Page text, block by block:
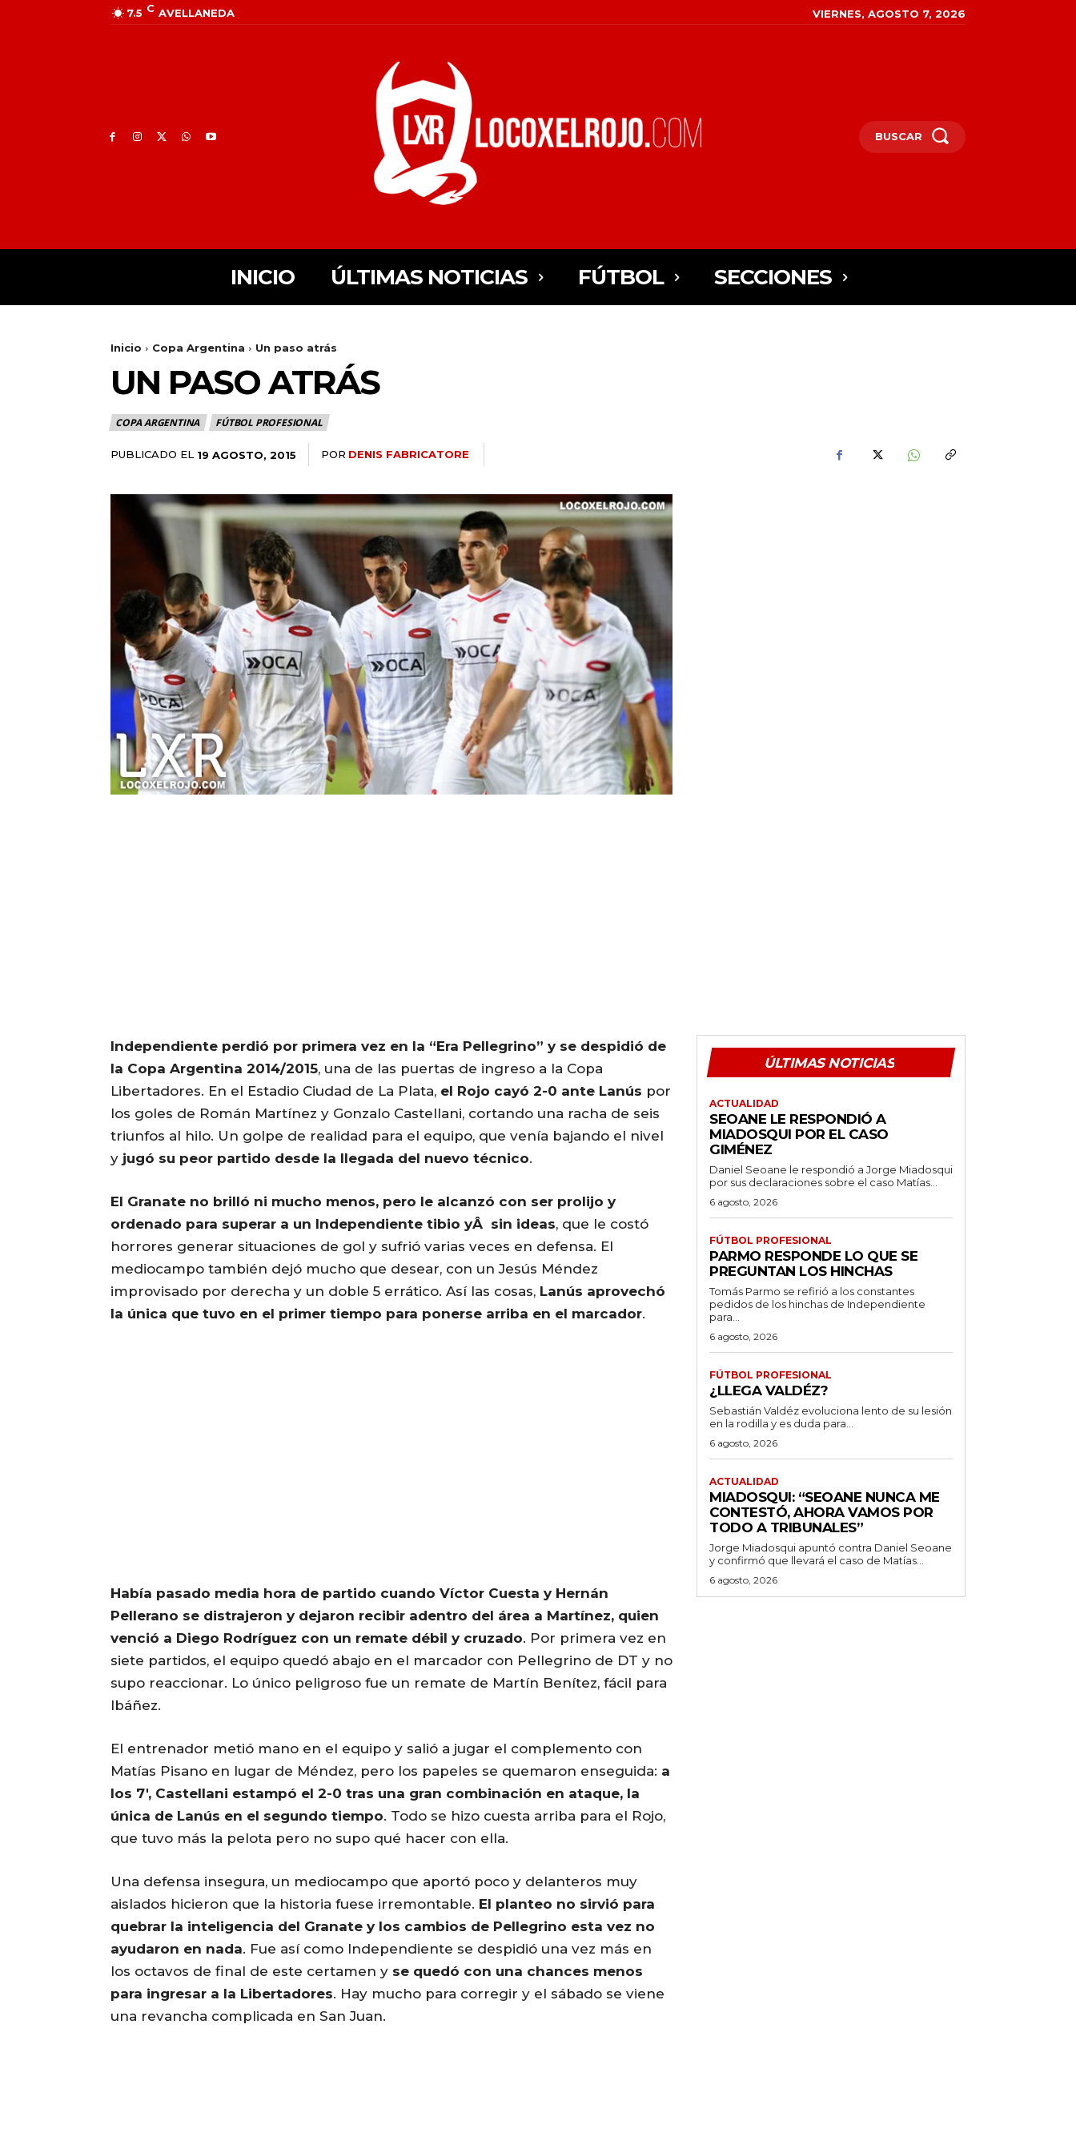
7.5 C AVELLANEDA VIERNES, AGOSTO 7, 2026
BUSCAR
INICIO ÚLTIMAS NOTICIAS FÚTBOL SECCIONES
Inicio Copa Argentina Un paso atrás
UN PASO ATRÁS
COPA ARGENTINA FÚTBOL PROFESIONAL
PUBLICADO EL 19 AGOSTO, 2015 POR DENIS FABRICATORE
Independiente perdió por primera vez en la “Era Pellegrino” y se despidió de
la Copa Argentina 2014/2015, una de las puertas de ingreso a la Copa
Libertadores. En el Estadio Ciudad de La Plata, el Rojo cayó 2-0 ante Lanús por
los goles de Román Martínez y Gonzalo Castellani, cortando una racha de seis
triunfos al hilo. Un golpe de realidad para el equipo, que venía bajando el nivel
y jugó su peor partido desde la llegada del nuevo técnico.
El Granate no brilló ni mucho menos, pero le alcanzó con ser prolijo y
ordenado para superar a un Independiente tibio yÂ sin ideas, que le costó
horrores generar situaciones de gol y sufrió varias veces en defensa. El
mediocampo también dejó mucho que desear, con un Jesús Méndez
improvisado por derecha y un doble 5 errático. Así las cosas, Lanús aprovechó
la única que tuvo en el primer tiempo para ponerse arriba en el marcador.
Había pasado media hora de partido cuando Víctor Cuesta y Hernán
Pellerano se distrajeron y dejaron recibir adentro del área a Martínez, quien
venció a Diego Rodríguez con un remate débil y cruzado. Por primera vez en
siete partidos, el equipo quedó abajo en el marcador con Pellegrino de DT y no
supo reaccionar. Lo único peligroso fue un remate de Martín Benítez, fácil para
Ibáñez.
El entrenador metió mano en el equipo y salió a jugar el complemento con
Matías Pisano en lugar de Méndez, pero los papeles se quemaron enseguida: a
los 7′, Castellani estampó el 2-0 tras una gran combinación en ataque, la
única de Lanús en el segundo tiempo. Todo se hizo cuesta arriba para el Rojo,
que tuvo más la pelota pero no supo qué hacer con ella.
Una defensa insegura, un mediocampo que aportó poco y delanteros muy
aislados hicieron que la historia fuese irremontable. El planteo no sirvió para
quebrar la inteligencia del Granate y los cambios de Pellegrino esta vez no
ayudaron en nada. Fue así como Independiente se despidió una vez más en
los octavos de final de este certamen y se quedó con una chances menos
para ingresar a la Libertadores. Hay mucho para corregir y el sábado se viene
una revancha complicada en San Juan.
ÚLTIMAS NOTICIAS
ACTUALIDAD
SEOANE LE RESPONDIÓ A
MIADOSQUI POR EL CASO
GIMÉNEZ
Daniel Seoane le respondió a Jorge Miadosqui
por sus declaraciones sobre el caso Matías...
6 agosto, 2026
FÚTBOL PROFESIONAL
PARMO RESPONDE LO QUE SE
PREGUNTAN LOS HINCHAS
Tomás Parmo se refirió a los constantes
pedidos de los hinchas de Independiente
para...
6 agosto, 2026
FÚTBOL PROFESIONAL
¿LLEGA VALDÉZ?
Sebastián Valdéz evoluciona lento de su lesión
en la rodilla y es duda para...
6 agosto, 2026
ACTUALIDAD
MIADOSQUI: “SEOANE NUNCA ME
CONTESTÓ, AHORA VAMOS POR
TODO A TRIBUNALES”
Jorge Miadosqui apuntó contra Daniel Seoane
y confirmó que llevará el caso de Matías...
6 agosto, 2026